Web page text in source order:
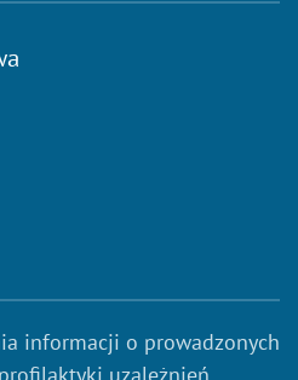
informacji o prowadzonych
uzależnień.